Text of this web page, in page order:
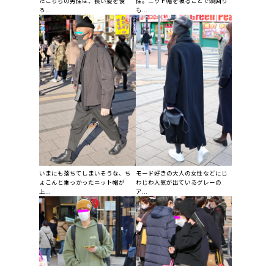
ろ...
も...
いまにも落ちてしまいそうな、ち
ょこんと乗っかったニット帽が
上...
モード好きの大人の女性などにじ
わじわ人気が出ているグレーの
ア...